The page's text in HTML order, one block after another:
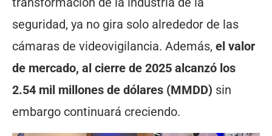
seguridad, ya no gira solo alrededor de las
cámaras de videovigilancia. Además, el valor
de mercado, al cierre de 2025 alcanzó los
2.54 mil millones de dólares (MMDD) sin
embargo continuará creciendo.